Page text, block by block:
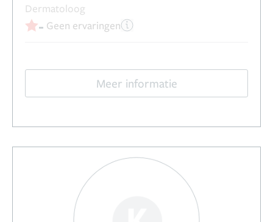
Dermatoloog
- Geen ervaringen
Meer informatie